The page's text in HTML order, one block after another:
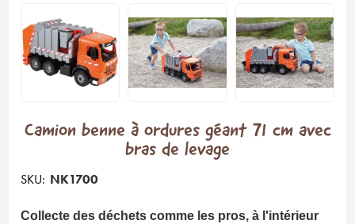
Camion benne à ordures géant 71 cm avec
bras de levage
SKU: NK1700
Collecte des déchets comme les pros, à l'intérieur